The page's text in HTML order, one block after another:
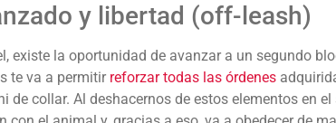
y libertad (off-leash)
existe la oportunidad de avanzar a un segundo
te va a permitir reforzar todas las órdenes
de collar. Al deshacernos de estos elementos en